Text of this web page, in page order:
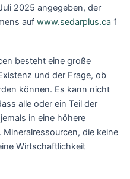
2025 angegeben, der
auf www.sedarplus.ca 1
besteht eine große
und der Frage, ob
können. Es kann nicht
alle oder ein Teil der
in eine höhere
die keine
Wirtschaftlichkeit